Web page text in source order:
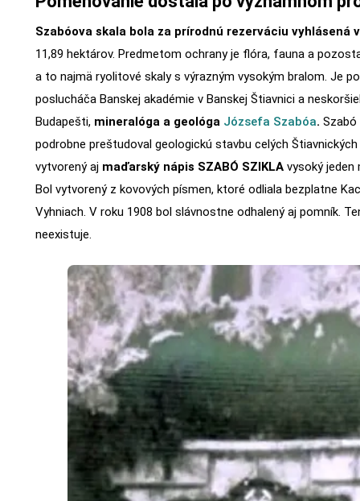
Szabóova skala bola za prírodnú rezerváciu vyhlásená
11,89 hektárov. Predmetom ochrany je flóra, fauna a
a to najmä ryolitové skaly s výrazným vysokým bralom. Je
poslucháča Banskej akadémie v Banskej Štiavnici a
Budapešti, mineralóga a geológaJózsefa Szabóa.
podrobne preštudoval geologickú stavbu celých Štiavnických
vytvorený aj maďarský nápis SZABÓ SZIKLAvysoký jeden
Bol vytvorený z kovových písmen, ktoré odliala bezplatne
Vyhniach. V roku 1908 bol slávnostne odhalený aj pomník.
neexistuje.